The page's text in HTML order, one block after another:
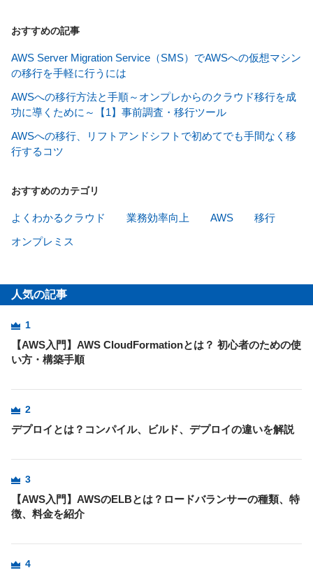
おすすめの記事
AWS Server Migration Service（SMS）でAWSへの仮想マシン
の移行を手軽に行うには
AWSへの移行方法と手順～オンプレからのクラウド移行を成
功に導くために～【1】事前調査・移行ツール
AWSへの移行、リフトアンドシフトで初めてでも手間なく移
行するコツ
おすすめのカテゴリ
よくわかるクラウド 業務効率向上 AWS
移行
オンプレミス
人気の記事
1
【AWS入門】AWS CloudFormationとは？ 初心者のための使
い方・構築手順
2
デプロイとは？コンパイル、ビルド、デプロイの違いを解説
3
【AWS入門】AWSのELBとは？ロードバランサーの種類、特
徴、料金を紹介
4